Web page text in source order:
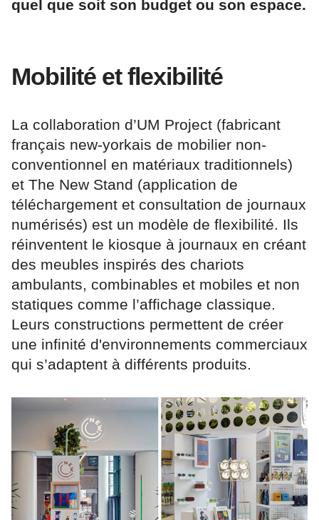
quel que soit son budget ou son espace.
Mobilité et flexibilité
La collaboration d’UM Project (fabricant
français new-yorkais de mobilier non-
conventionnel en matériaux traditionnels)
et The New Stand (application de
téléchargement et consultation de journaux
numérisés) est un modèle de flexibilité. Ils
réinventent le kiosque à journaux en créant
des meubles inspirés des chariots
ambulants, combinables et mobiles et non
statiques comme l’affichage classique.
Leurs constructions permettent de créer
une infinité d'environnements commerciaux
qui s’adaptent à différents produits.